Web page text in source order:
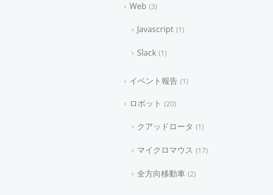
Web 3
Javascript 1
Slack 1
イベント報告 1
ロボット 20
クアッドロータ 1
マイクロマウス 17
全方向移動車 2